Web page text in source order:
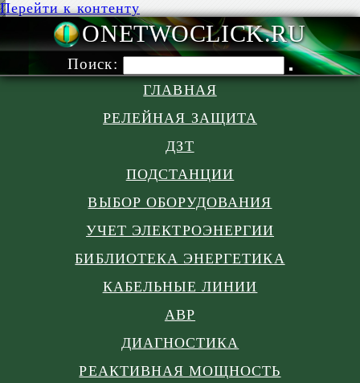
Перейти к контенту
Поиск:
ГЛАВНАЯ
РЕЛЕЙНАЯ ЗАЩИТА
ДЗТ
ПОДСТАНЦИИ
ВЫБОР ОБОРУДОВАНИЯ
УЧЕТ ЭЛЕКТРОЭНЕРГИИ
БИБЛИОТЕКА ЭНЕРГЕТИКА
КАБЕЛЬНЫЕ ЛИНИИ
АВР
ДИАГНОСТИКА
РЕАКТИВНАЯ МОЩНОСТЬ